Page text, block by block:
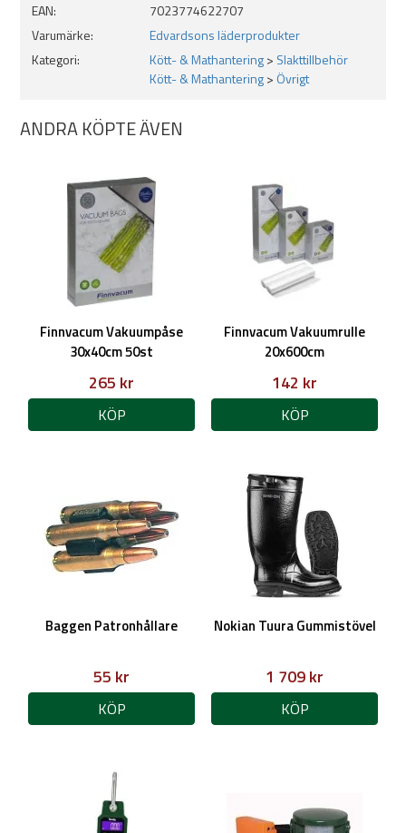
EAN:
7023774622707
Varumärke:
Edvardsons läderprodukter
Kategori:
Kött- & Mathantering> Slakttillbehör
Kött- & Mathantering> Övrigt
ANDRA KÖPTE ÄVEN
Finnvacum Vakuumpåse
30x40cm 50st
265 kr
KÖP
Finnvacum Vakuumrulle
20x600cm
142 kr
KÖP
Baggen Patronhållare
55 kr
KÖP
Nokian Tuura Gummistövel
1 709 kr
KÖP